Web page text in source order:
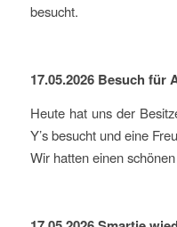
besucht.
17.05.2026 Besuch für
Heute hat uns der
Y’s besucht und eine
Wir hatten einen